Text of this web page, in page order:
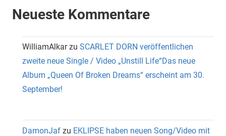
Neueste Kommentare
WilliamAlkarzu SCARLET DORN veröffentlichen
zweite neue Single / Video „Unstill Life“Das neue
Album „Queen Of Broken Dreams“ erscheint am 30.
September!
DamonJaf zu EKLIPSE haben neuen Song/Video mit